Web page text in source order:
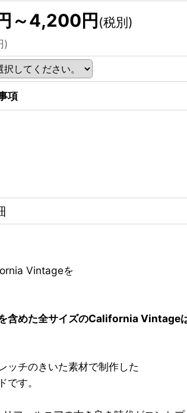
～4,200円(税別)
)
項
Vintageを
含めた全サイズのCalifornia Vintage
ッチのきいた素材で制作した
です。